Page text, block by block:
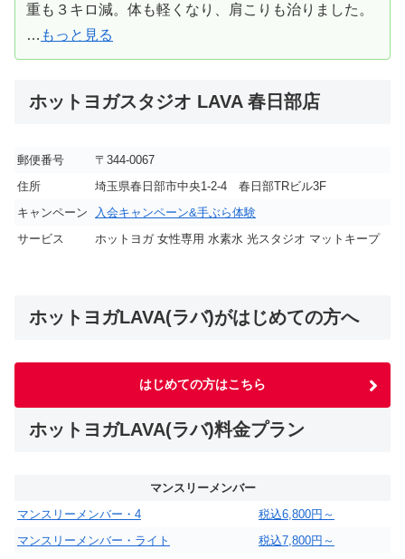
重も３キロ減。体も軽くなり、肩こりも治りました。
… もっと見る
ホットヨガスタジオ LAVA 春日部店
郵便番号
〒344-0067
住所
埼玉県春日部市中央1-2-4 春日部TRビル3F
キャンペーン
入会キャンペーン&手ぶら体験
サービス
ホットヨガ 女性専用 水素水 光スタジオ マットキープ
ホットヨガLAVA(ラバ)がはじめての方へ
はじめての方はこちら
ホットヨガLAVA(ラバ)料金プラン
マンスリーメンバー
マンスリーメンバー・4
税込6,800円～
マンスリーメンバー・ライト
税込7,800円～